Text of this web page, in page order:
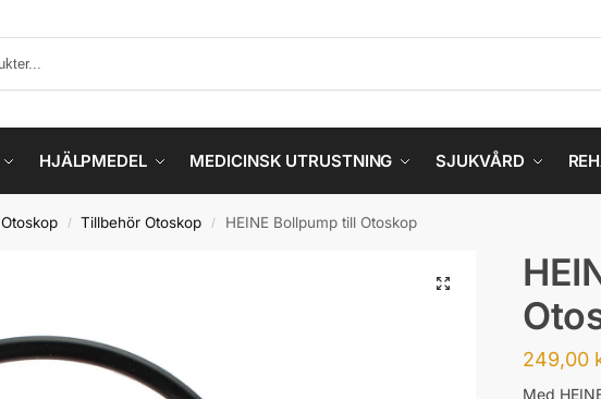
HJÄLPMEDEL MEDICINSK UTRUSTNING SJUKVÅRD
Otoskop / Tillbehör Otoskop / HEINE Bollpump till Otoskop
249,00
Med